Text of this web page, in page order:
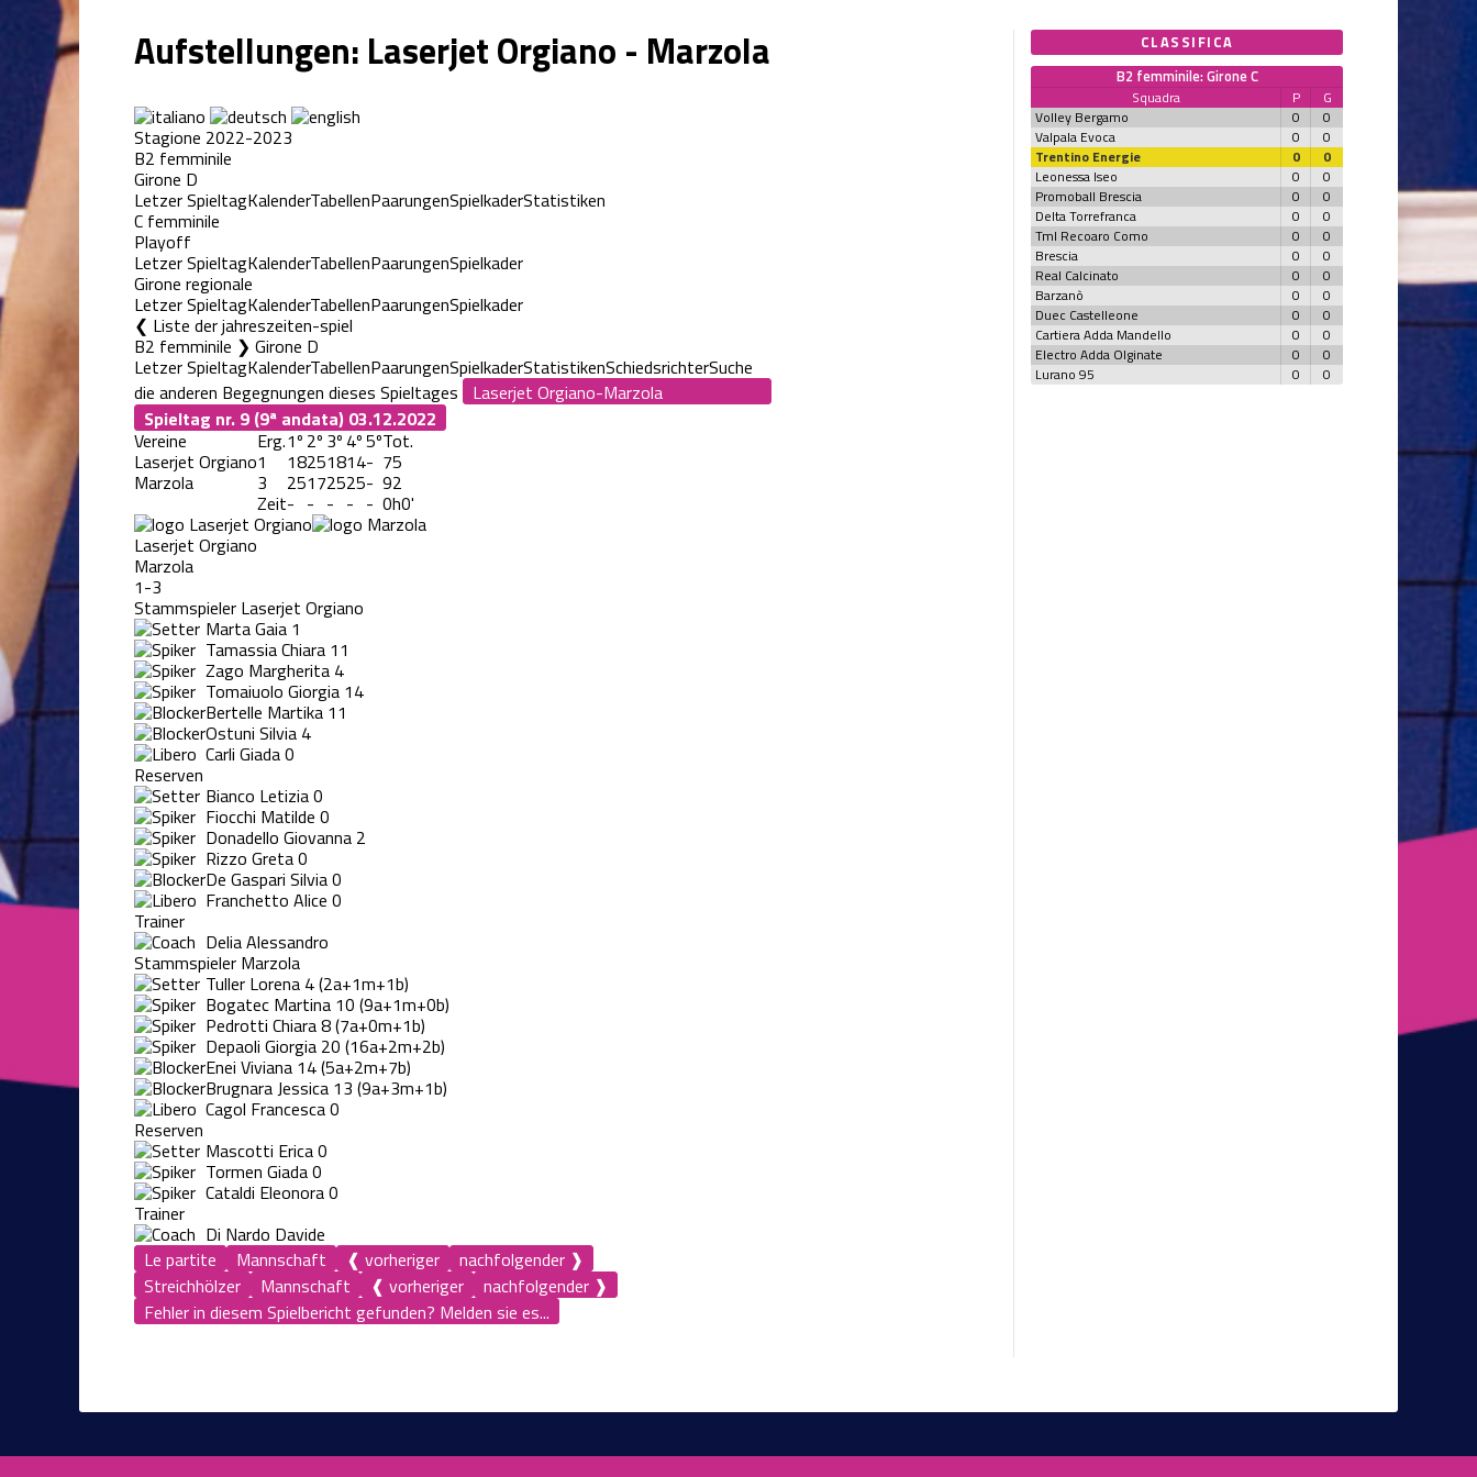
Aufstellungen: Laserjet Orgiano - Marzola
Stagione 2022-2023
B2 femminile
Girone D
Letzer SpieltagKalenderTabellenPaarungenSpielkaderStatistiken
C femminile
Playoff
Letzer SpieltagKalenderTabellenPaarungenSpielkader
Girone regionale
Letzer SpieltagKalenderTabellenPaarungenSpielkader
Liste der jahreszeiten-spiel
B2 femminile ❯ Girone D
Letzer SpieltagKalenderTabellenPaarungenSpielkaderStatistikenSchiedsrichterSuche
die anderen Begegnungen dieses Spieltages
Spieltag nr. 9 (9ª andata) 03.12.2022
Vereine
Erg.1º 2º 3º 4º5ºTot.
Laserjet Orgiano1 18251814- 75
Marzola 3 25172525- 92
Zeit- - - - - 0h0'
Laserjet Orgiano
Marzola
1-3
Stammspieler Laserjet Orgiano
Marta Gaia 1
Tamassia Chiara 11
Zago Margherita 4
Tomaiuolo Giorgia 14
Bertelle Martika 11
Ostuni Silvia 4
Carli Giada0
Reserven
Bianco Letizia0
Fiocchi Matilde 0
Donadello Giovanna 2
Rizzo Greta0
De Gaspari Silvia0
Franchetto Alice 0
Trainer
Delia Alessandro
Stammspieler Marzola
Tuller Lorena 4(2a+1m+1b)
Bogatec Martina 10 (9a+1m+0b)
Pedrotti Chiara8(7a+0m+1b)
Depaoli Giorgia 20 (16a+2m+2b)
Enei Viviana 14(5a+2m+7b)
Brugnara Jessica 13 (9a+3m+1b)
Cagol Francesca0
Reserven
Mascotti Erica0
Tormen Giada0
Cataldi Eleonora0
Trainer
Di Nardo Davide
Le partite
Mannschaft ❰ vorheriger
nachfolgender ❱
Streichhölzer
Mannschaft ❰ vorheriger
nachfolgender ❱
Fehler in diesem Spielbericht gefunden? Melden sie es...
CLASSIFICA
B2 femminile: Girone C
Squadra P
G
Volley Bergamo
0
0
Valpala Evoca
0
0
Trentino Energie
0
0
Leonessa Iseo
0
0
Promoball Brescia
0
0
Delta Torrefranca
0
0
Tml Recoaro Como
0
0
Brescia
0
0
Real Calcinato
0
0
Barzanò
0
0
Duec Castelleone
0
0
Cartiera Adda Mandello
0
0
Electro Adda Olginate
0
0
Lurano 95
0 0